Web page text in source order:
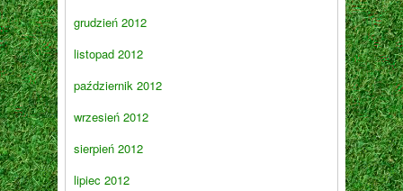
grudzień 2012
listopad 2012
październik 2012
wrzesień 2012
sierpień 2012
lipiec 2012